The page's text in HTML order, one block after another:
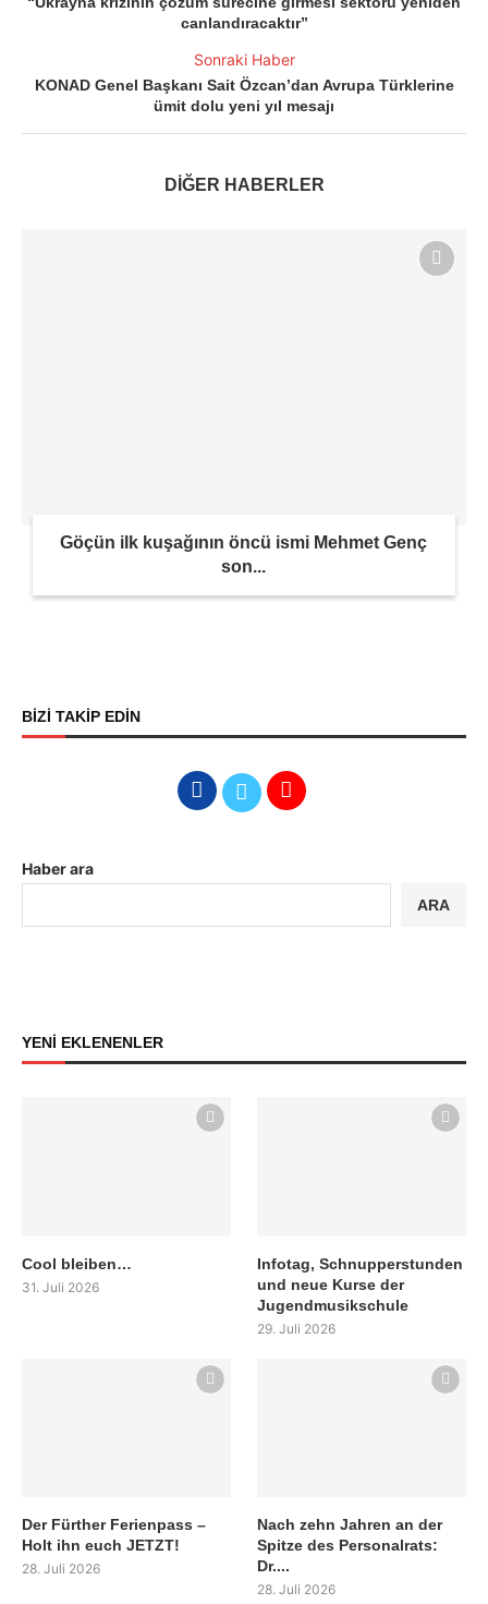
canlandıracaktır”
Sonraki Haber
KONAD Genel Başkanı Sait Özcan’dan Avrupa Türklerine
ümit dolu yeni yıl mesajı
DİĞER HABERLER
Göçün ilk kuşağının öncü ismi Mehmet Genç
son...
BİZİ TAKİP EDİN
Haber ara
ARA
YENİ EKLENENLER
Cool bleiben…
31. Juli 2026
Infotag, Schnupperstunden
und neue Kurse der
Jugendmusikschule
29. Juli 2026
Der Fürther Ferienpass –
Holt ihn euch JETZT!
28. Juli 2026
Nach zehn Jahren an der
Spitze des Personalrats:
Dr....
28. Juli 2026